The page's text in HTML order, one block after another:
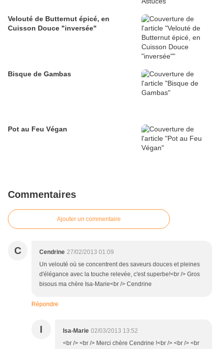
Velouté de Butternut épicé, en
Cuisson Douce "inversée"
Bisque de Gambas
Pot au Feu Végan
Commentaires
Ajouter un commentaire
C Cendrine 27/02/2013 01:09
Un velouté où se concentrent des saveurs douces et pleines
d'élégance avec la touche relevée, c'est superbe!<br /> Gros
bisous ma chère Isa-Marie<br /> Cendrine
Répondre
I Isa-Marie 02/03/2013 13:52
<br /> <br /> Merci chère Cendrine !<br /> <br /> <br